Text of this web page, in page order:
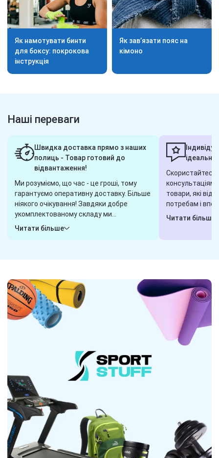
Як намотувати бинти
для боксу: покрокова
інструкція
Як зав’язати пояс на
кімоно
Наші переваги
Швидка доставка прямо з наших
полиць - Товар готовий до
відвантаження!
Ми розуміємо, що час - це гроші, тому
гарантуємо оперативну доставку. Більше
ніякого очікування! Завдяки добре
укомплектованому складу ми
гарантуємо, що обрані вами товари
Читати більше
Скористайтеся
товари, які
потребам і
завжди готові
Читати більше